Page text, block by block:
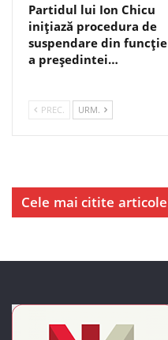
Partidul lui Ion Chicu
inițiază procedura de
suspendare din funcție
a președintei…
PREC. URM.
Cele mai citite articole